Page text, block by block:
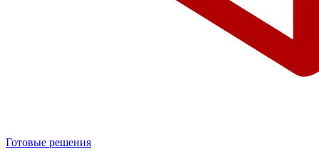
Готовые решения